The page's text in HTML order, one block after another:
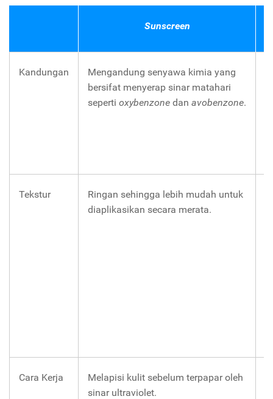
Sunscreen
Kandungan
Mengandung senyawa kimia yang
bersifat menyerap sinar matahari
seperti oxybenzone dan avobenzone.
Tekstur
Ringan sehingga lebih mudah untuk
diaplikasikan secara merata.
Cara Kerja
Melapisi kulit sebelum terpapar oleh
sinar ultraviolet.